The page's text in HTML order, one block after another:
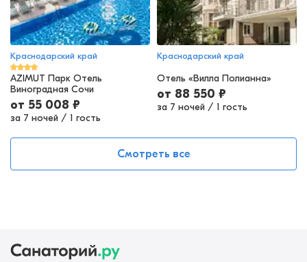
Краснодарский край
AZIMUT Парк Отель
Виноградная Сочи
от 55 008 ₽
за 7 ночей / 1 гость
Краснодарский край
Отель «Вилла Полианна»
от 88 550 ₽
за 7 ночей / 1 гость
Смотреть все